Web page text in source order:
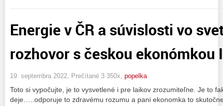
Energie v ČR a súvislosti vo
rozhovor s českou ekonómkou
19. septembra 2022, Prečítané 3 350x, popelka
Toto si vypočujte, je to vysvetlené i pre laikov zrozumiteľne. Je to
deje…..odporuje to zdravému rozumu a pani ekonomka to